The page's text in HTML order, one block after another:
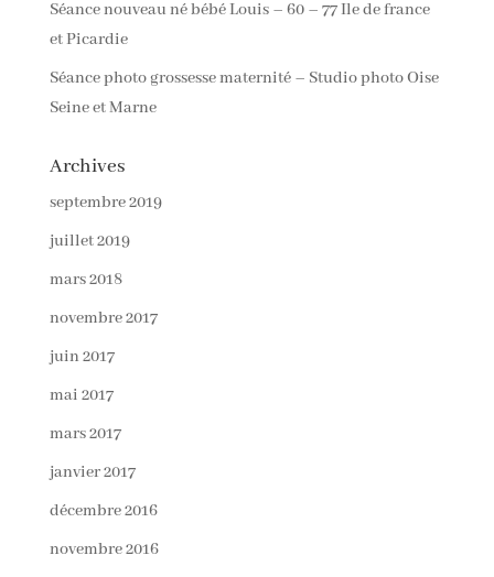
Séance nouveau né bébé Louis – 60 – 77 Ile de france
et Picardie
Séance photo grossesse maternité – Studio photo Oise
Seine et Marne
Archives
septembre 2019
juillet 2019
mars 2018
novembre 2017
juin 2017
mai 2017
mars 2017
janvier 2017
décembre 2016
novembre 2016